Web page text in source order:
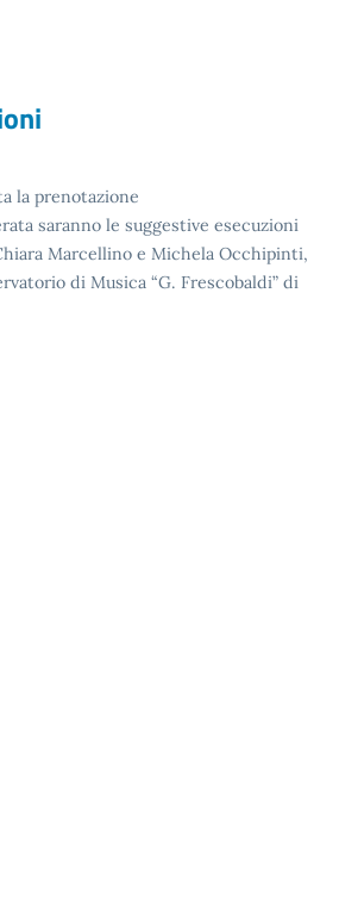
la prenotazione
saranno le suggestive esecuzioni
Marcellino e Michela Occhipinti,
di Musica “G. Frescobaldi” di